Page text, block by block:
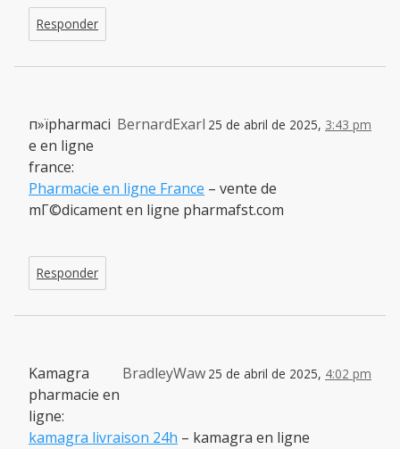
Responder
BernardExarl 25 de abril de 2025, 3:43 pm
п»їpharmaci
e en ligne
france:
Pharmacie en ligne France – vente de
mГ©dicament en ligne pharmafst.com
Responder
BradleyWaw 25 de abril de 2025, 4:02 pm
Kamagra
pharmacie en
ligne:
kamagra livraison 24h – kamagra en ligne